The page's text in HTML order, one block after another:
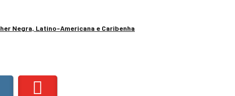
Negra, Latino-Americana e Caribenha